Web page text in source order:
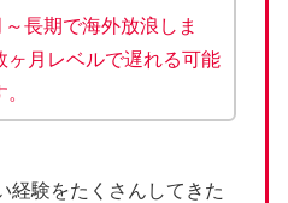
長期で海外放浪しま
ヶ月レベルで遅れる可能
経験をたくさんしてきた